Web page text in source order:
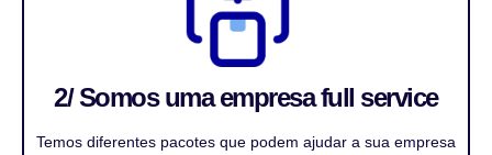
2/ Somos uma empresa full service
Temos diferentes pacotes que podem ajudar a sua empresa